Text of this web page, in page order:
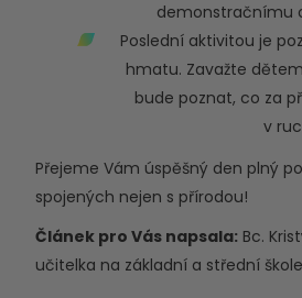
demonstračnímu
Poslední aktivitou je
hmatu. Zavažte
bude poznat, co za
v
Přejeme Vám úspěšný den plný
spojených nejen s přírodou!
Článek pro Vás napsala: Bc.
učitelka na základní a střední škole